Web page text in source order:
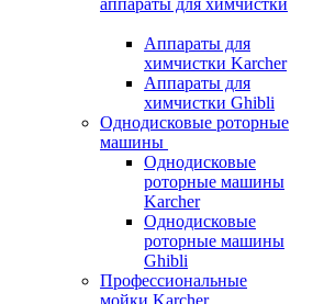
аппараты для химчистки
Аппараты для
химчистки Karcher
Аппараты для
химчистки Ghibli
Однодисковые роторные
машины
Однодисковые
роторные машины
Karcher
Однодисковые
роторные машины
Ghibli
Профессиональные
мойки Karcher